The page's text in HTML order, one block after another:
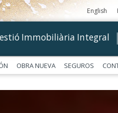
English
Immobiliària Integral
OBRA NUEVA SEGUROS